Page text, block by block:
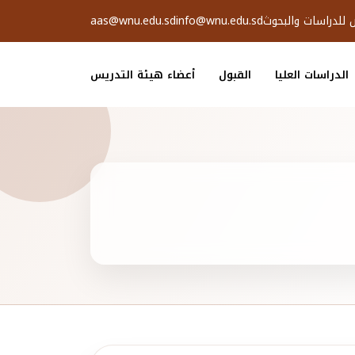
للدراسات والبحوثinfo@wnu.edu.sd
aas@wnu.edu.sd
الدراسات العليا القبول أعضاء هيئة التدريس